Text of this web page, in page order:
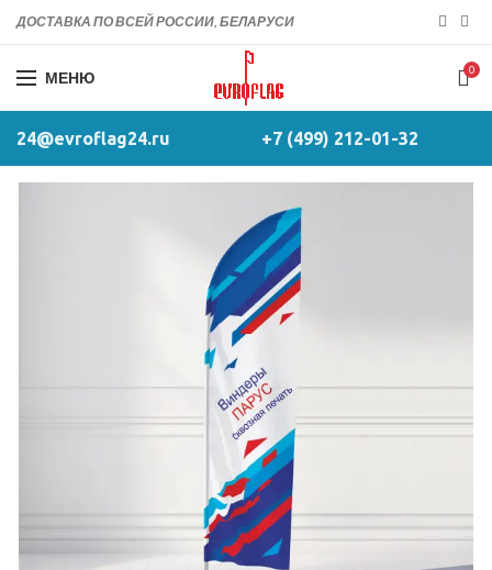
ДОСТАВКА ПО ВСЕЙ РОССИИ, БЕЛАРУСИ
МЕНЮ 0
24@evroflag24.ru +7 (499) 212-01-32